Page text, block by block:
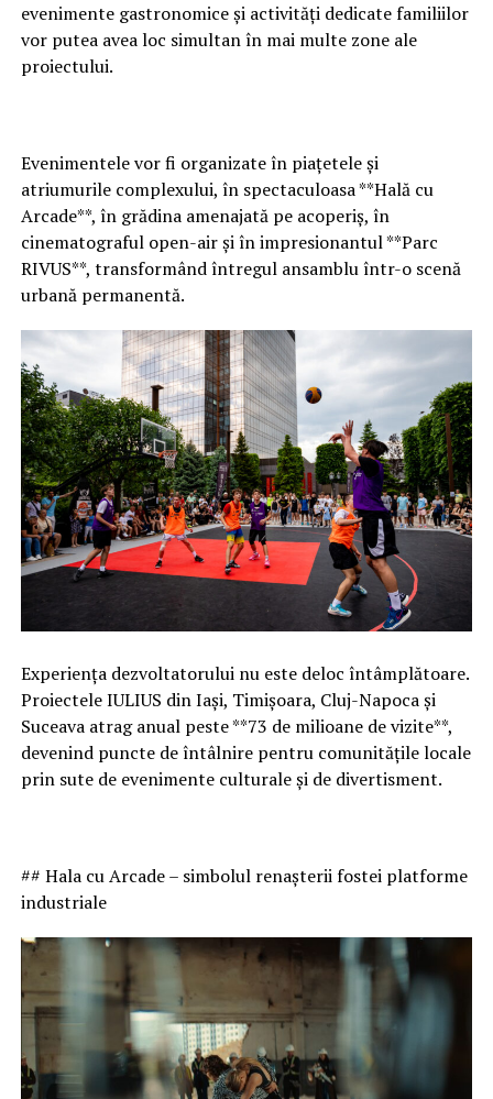
evenimente gastronomice și activități dedicate familiilor
vor putea avea loc simultan în mai multe zone ale
proiectului.
Evenimentele vor fi organizate în piațetele și
atriumurile complexului, în spectaculoasa **Hală cu
Arcade**, în grădina amenajată pe acoperiș, în
cinematograful open-air și în impresionantul **Parc
RIVUS**, transformând întregul ansamblu într-o scenă
urbană permanentă.
Experiența dezvoltatorului nu este deloc întâmplătoare.
Proiectele IULIUS din Iași, Timișoara, Cluj-Napoca și
Suceava atrag anual peste **73 de milioane de vizite**,
devenind puncte de întâlnire pentru comunitățile locale
prin sute de evenimente culturale și de divertisment.
## Hala cu Arcade – simbolul renașterii fostei platforme
industriale